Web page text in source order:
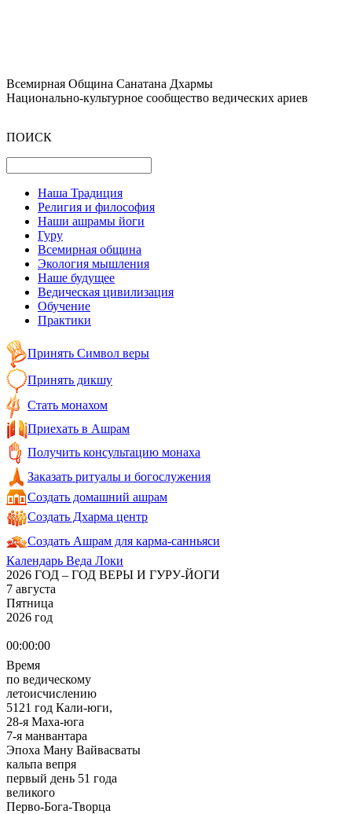
Всемирная Община Санатана Дхармы
Национально-культурное сообщество ведических ариев
ПОИСК
Наша Традиция
Религия и философия
Наши ашрамы йоги
Гуру
Всемирная община
Экология мышления
Наше будущее
Ведическая цивилизация
Обучение
Практики
Принять Символ веры
Принять дикшу
Стать монахом
Приехать в Ашрам
Получить консультацию монаха
Заказать ритуалы и богослужения
Создать домашний ашрам
Создать Дхарма центр
Создать Ашрам для карма-санньяси
Календарь Веда Локи
2026 ГОД – ГОД ВЕРЫ И ГУРУ-ЙОГИ
7 августа
Пятница
2026 год
00:00:00
Время
по ведическому
летоисчислению
5121 год Кали-юги,
28-я Маха-юга
7-я манвантара
Эпоха Ману Вайвасваты
кальпа вепря
первый день 51 года
великого
Перво-Бога-Творца